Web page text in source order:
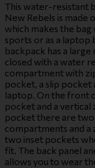
This water-resistant
New Rebels is made
which makes the
sports or as a laptop
backpack has a
closed with a water
compartment with
pocket, a slip pocket
laptop. On the front
pocket and a
pocket there are
compartments and a
two inset pockets
fit. The back panel
allows you to wear